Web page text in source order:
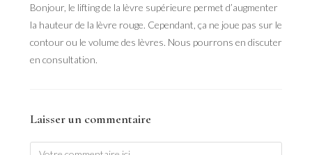
Bonjour, le lifting de la lèvre supérieure permet d’augmenter
la hauteur de la lèvre rouge. Cependant, ça ne joue pas sur le
contour ou le volume des lèvres. Nous pourrons en discuter
en consultation.
Laisser un commentaire